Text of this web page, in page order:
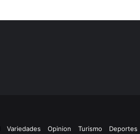
Variedades Opinion Turismo Deportes